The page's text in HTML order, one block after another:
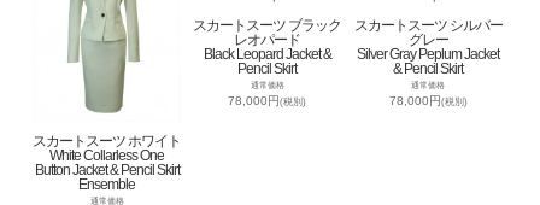
スカートスーツ ホワイト
White Collarless One
Button Jacket & Pencil Skirt
Ensemble
通常価格
スカートスーツ ブラック
レオパード
Black Leopard Jacket &
Pencil Skirt
通常価格
78,000円(税別)
スカートスーツ シルバー
グレー
Silver Gray Peplum Jacket
& Pencil Skirt
通常価格
78,000円(税別)